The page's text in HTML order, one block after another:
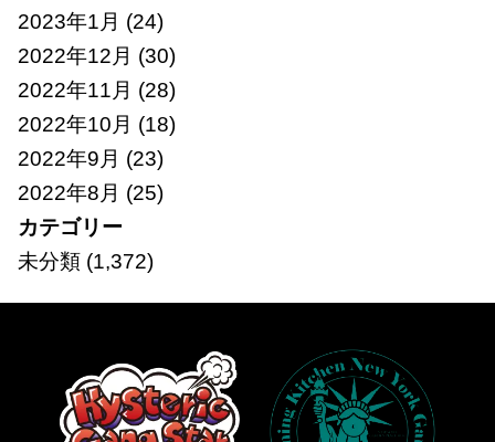
2023年1月 (24)
2022年12月 (30)
2022年11月 (28)
2022年10月 (18)
2022年9月 (23)
2022年8月 (25)
カテゴリー
未分類(1,372)